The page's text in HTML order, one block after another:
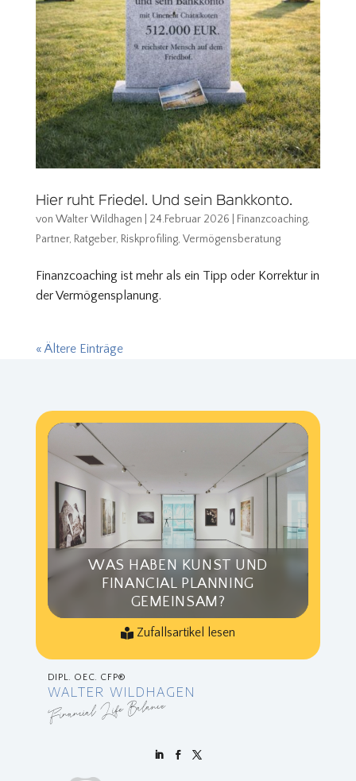
Hier ruht Friedel. Und sein Bankkonto.
von Walter Wildhagen 24.Februar 2026 Finanzcoaching,
Partner, Ratgeber, Riskprofiling, Vermögensberatung
Finanzcoaching ist mehr als ein Tipp oder Korrektur in
der Vermögensplanung.
« Ältere Einträge
WAS HABEN KUNST UND
FINANCIAL PLANNING
GEMEINSAM?
Zufallsartikel lesen
DIPL. OEC. CFP®
WALTER WILDHAGEN
Financial Life Balance